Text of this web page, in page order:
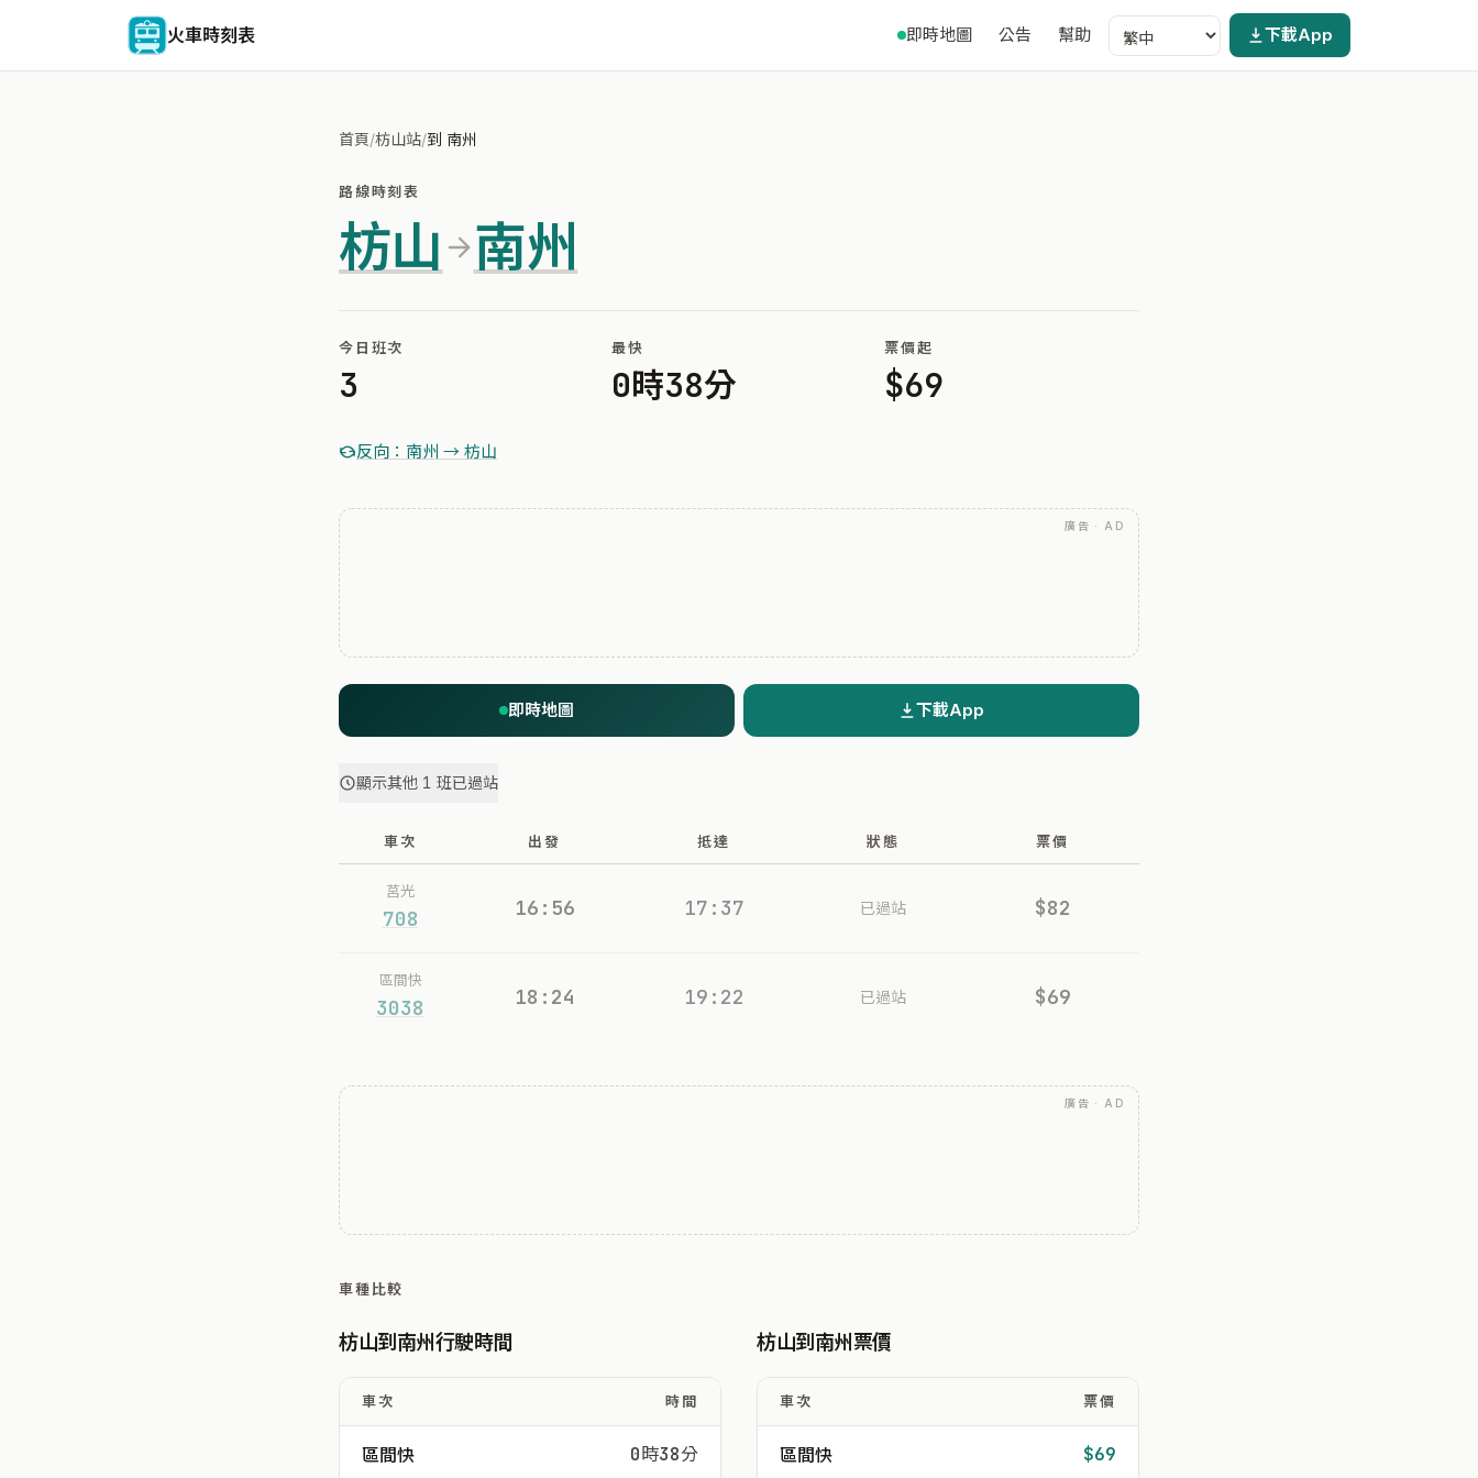
火車時刻表 即時地圖 公告 幫助 下載App
首頁/枋山站/到 南州
路線時刻表
枋山 南州
今日班次
3
最快
0時38分
票價起
$69
反向：南州 → 枋山
廣告 · AD
即時地圖 下載App
顯示其他 1 班已過站
車次 出發 抵達 狀態 票價
莒光
708 16:56 17:37 已過站 $82
區間快
3038 18:24 19:22 已過站 $69
廣告 · AD
車種比較
枋山到南州行駛時間
車次 時間
區間快 0時38分
枋山到南州票價
車次 票價
區間快 $69